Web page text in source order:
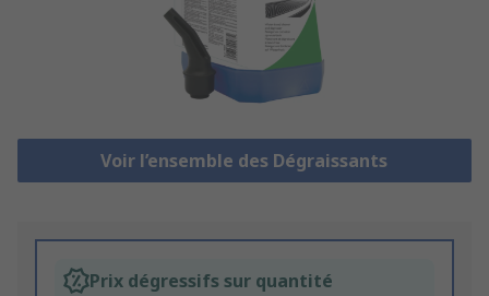
Voir l’ensemble des Dégraissants
Prix dégressifs sur quantité